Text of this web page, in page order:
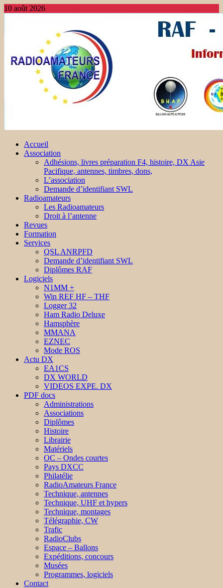
10 août 2026
Accueil
Association
Adhésions, livres préparation F4, histoire, DX Asie
Pacifique, antennes, timbres, dons,
L’association
Demande d’identifiant SWL
Radioamateurs
Les Radioamateurs
Droit à l’antenne
Revues
Formation
Services
QSL ANRPFD
Demande d’identifiant SWL
Diplômes RAF
Logiciels
N1MM +
Win REF HF – THF
Logger 32
Ham Radio Deluxe
Hamsphère
MMANA
EZNEC
Mode ROS
Actu DX
EA1CS
DX WORLD
VIDEOS EXPE. DX
PDF docs
Administrations
Associations
Diplômes
Histoire
Librairie
Matériels
OC – Ondes courtes
Pays DXCC
Philatélie
RadioAmateurs France
Technique, antennes
Technique, UHF et hypers
Technique, montages
Télégraphie, CW
Trafic
RadioClubs
Espace – Ballons
Expéditions, concours
Musées
Programmes, logiciels
Contact